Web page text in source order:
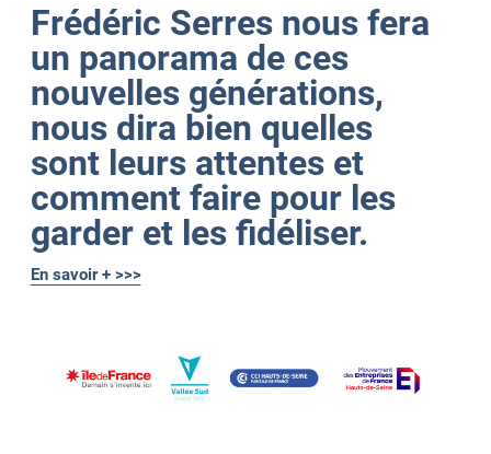
Frédéric Serres nous fera
un panorama de ces
nouvelles générations,
nous dira bien quelles
sont leurs attentes et
comment faire pour les
garder et les fidéliser.
En savoir + >>>